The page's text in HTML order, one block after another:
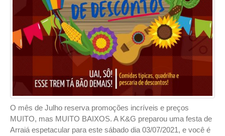
O mês de Julho reserva promoções incríveis e preços
MUITO, mas MUITO BAIXOS. A K&G preparou uma festa de
Arraiá espetacular para este sábado dia 03/07/2021, e você é